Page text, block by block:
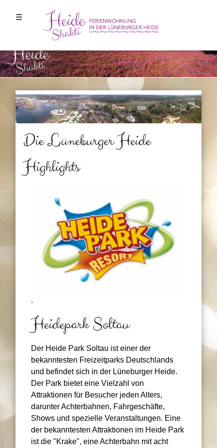
☰
Die Lüneburger Heide
Highlights
.
Heidepark Soltau
Der Heide Park Soltau ist einer der
bekanntesten Freizeitparks Deutschlands
und befindet sich in der Lüneburger Heide.
Der Park bietet eine Vielzahl von
Attraktionen für Besucher jeden Alters,
darunter Achterbahnen, Fahrgeschäfte,
Shows und spezielle Veranstaltungen. Eine
der bekanntesten Attraktionen im Heide Park
ist die "Krake", eine Achterbahn mit acht